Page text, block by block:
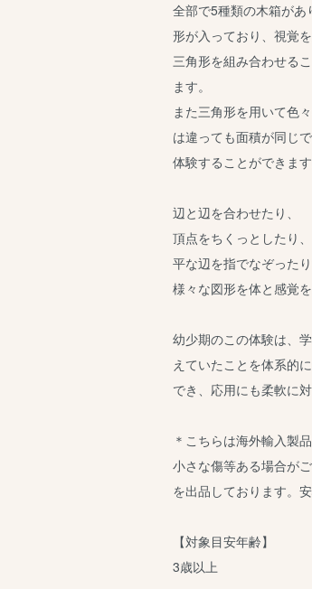
全部で5種類の木箱があ
形が入っており、視覚
三角形を組み合わせる
ます。
また三角形を用いて色
は違っても面積が同じ
体験することができます
辺と辺を合わせたり、
頂点をちくっとしたり、
平な辺を指でなぞったり
様々な図形を体と感覚
幼少期のこの体験は、
えていたことを体系的
でき、応用にも柔軟に
＊こちらは海外輸入製品
小さな傷等ある場合が
を出品しております。
【対象目安年齢】
3歳以上